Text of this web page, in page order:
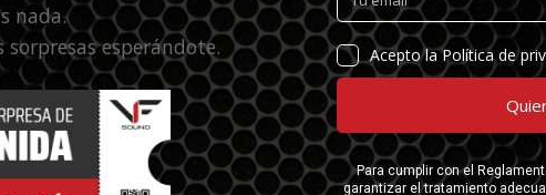
nada.
esperándote.